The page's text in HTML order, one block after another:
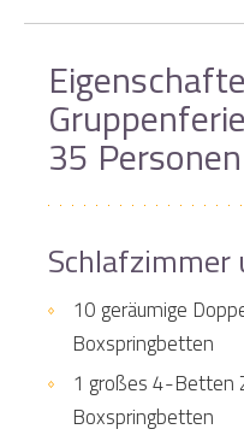
35 Personen
Schlafzimmer
10 geräumige
Boxspringbetten
1 großes 4-Betten
Boxspringbetten